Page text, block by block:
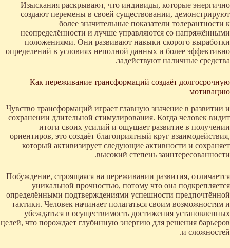
Изыскания раскрывают, что индивиды, которые энергично
создают перемены в своей существовании, демонстрируют
более значительные показатели толерантности к
неопределённости и лучше управляются со напряжёнными
положениями. Они развивают навыки скорого выработки
определений в условиях неполной данных и более эффективно
задействуют наличные средства.
Как переживание трансформаций создаёт долгосрочную
мотивацию
Чувство трансформаций играет главную значение в развитии и
сохранении длительной стимулирования. Когда человек видит
итоги своих усилий и ощущает развитие в получении
ориентиров, это создаёт благоприятный круг взаимодействия,
который активизирует следующие активности и сохраняет
высокий степень заинтересованности.
Побуждение, строящаяся на переживании развития, отличается
уникальной прочностью, потому что она подкрепляется
определёнными подтверждениями успешности предпочтённой
тактики. Человек начинает полагаться своим возможностям и
убеждаться в осуществимость достижения установленных
целей, что порождает глубинную энергию для решения барьеров
и сложностей.